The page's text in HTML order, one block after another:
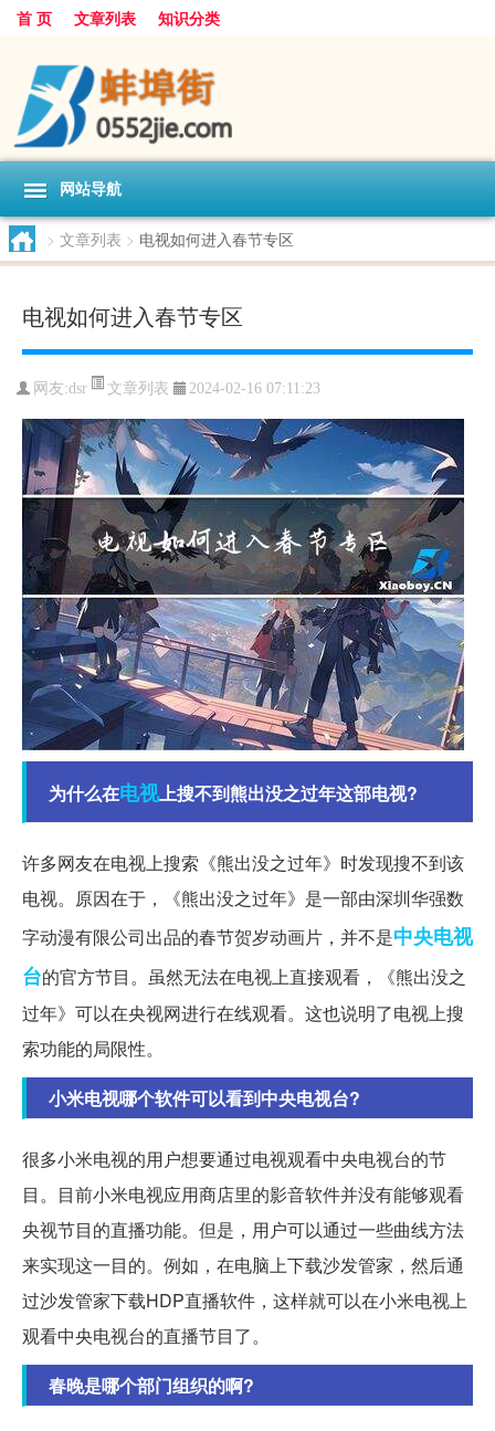
首 页 文章列表 知识分类
网站导航
> 文章列表 > 电视如何进入春节专区
电视如何进入春节专区
网友:dsr 文章列表 2024-02-16 07:11:23
为什么在电视上搜不到熊出没之过年这部电视?
许多网友在电视上搜索《熊出没之过年》时发现搜不到该
电视。原因在于，《熊出没之过年》是一部由深圳华强数
字动漫有限公司出品的春节贺岁动画片，并不是中央电视
台的官方节目。虽然无法在电视上直接观看，《熊出没之
过年》可以在央视网进行在线观看。这也说明了电视上搜
索功能的局限性。
小米电视哪个软件可以看到中央电视台?
很多小米电视的用户想要通过电视观看中央电视台的节
目。目前小米电视应用商店里的影音软件并没有能够观看
央视节目的直播功能。但是，用户可以通过一些曲线方法
来实现这一目的。例如，在电脑上下载沙发管家，然后通
过沙发管家下载HDP直播软件，这样就可以在小米电视上
观看中央电视台的直播节目了。
春晚是哪个部门组织的啊?